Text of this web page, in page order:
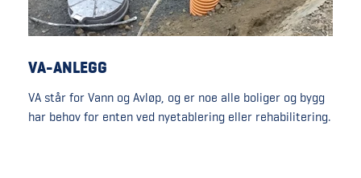
VA-ANLEGG
VA står for Vann og Avløp, og er noe alle boliger og bygg
har behov for enten ved nyetablering eller rehabilitering.